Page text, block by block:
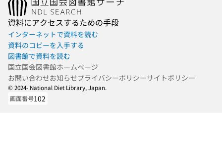
資料にアクセスするための手段
インターネットで資料を読む
資料のコピーを入手する
図書館で資料を読む
国立国会図書館ホームページ
お問い合わせお知らせプライバシーポリシーサイトポリシー
© 2024- National Diet Library, Japan.
画面番号102